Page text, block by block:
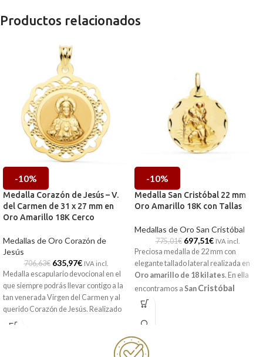
Productos relacionados
-10%
Medalla Corazón de Jesús – V.
del Carmen de 31 x 27 mm en
Oro Amarillo 18K Cerco
Medallas de Oro Corazón de
Jesús
706,63€ 635,97€ IVA incl.
Medalla escapulario devocional en el
que siempre podrás llevar contigo a la
tan venerada Virgen del Carmen y al
querido Corazón de Jesús. Realizado
en Oro amarillo de 18 kilates y unas
-10%
Medalla San Cristóbal 22 mm
Oro Amarillo 18K con Tallas
Medallas de Oro San Cristóbal
775,01€ 697,51€ IVA incl.
Preciosa medalla de 22 mm con
elegante tallado lateral realizada en
Oro amarillo de 18 kilates. En ella
encontramos a San Cristóbal
cruzando a un crío sobre sus hombros,
que ese crío era
por una
brillo y elaborado tallado lateral.